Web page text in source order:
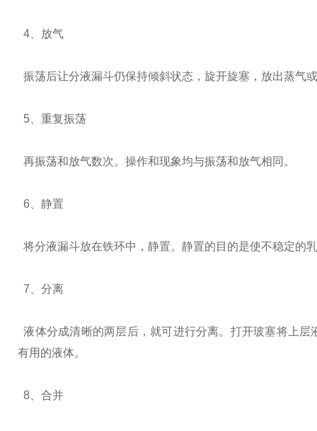
4、放气
振荡后让分液漏斗仍保持倾斜状态，旋开旋塞，放出蒸气
5、重复振荡
再振荡和放气数次。操作和现象均与振荡和放气相同。
6、静置
将分液漏斗放在铁环中，静置。静置的目的是使不稳定的
7、分离
液体分成清晰的两层后，就可进行分离。打开玻塞将上
有用的液体。
8、合并